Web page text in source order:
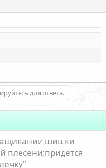
для ответа.
шишки
плесени;придётся